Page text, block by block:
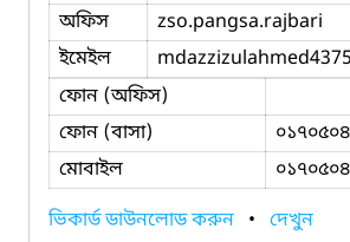
অফিস
zso.pangsa.rajbari
ইমেইল
mdazzizulahmed4375
ফোন (অফিস)
ফোন (বাসা)
মোবাইল
ভিকার্ড ডাউনলোড করুন • দেখুন